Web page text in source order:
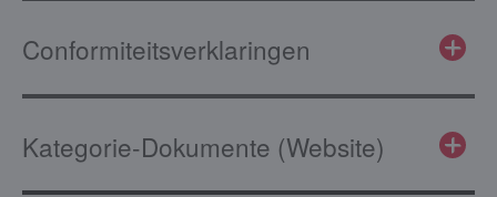
Conformiteitsverklaringen
Kategorie-Dokumente (Website)